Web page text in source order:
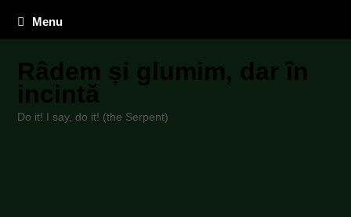
Menu
Râdem și glumim, dar în
incintă
Do it! I say, do it! (the Serpent)